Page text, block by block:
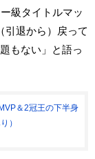
級タイトルマッ
引退から）戻って
もない」と語っ
＆2冠王の下半身
）